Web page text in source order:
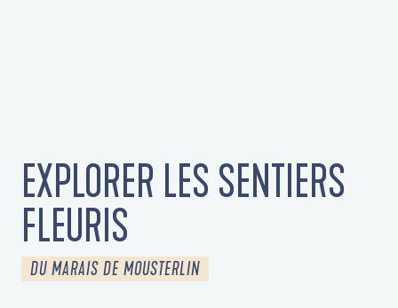
4 TESTER LA PÊCHE À PIED
5 FAIRE UNE BALADE EN VÉLO
EXPLORER LES SENTIERS
FLEURIS
DU MARAIS DE MOUSTERLIN